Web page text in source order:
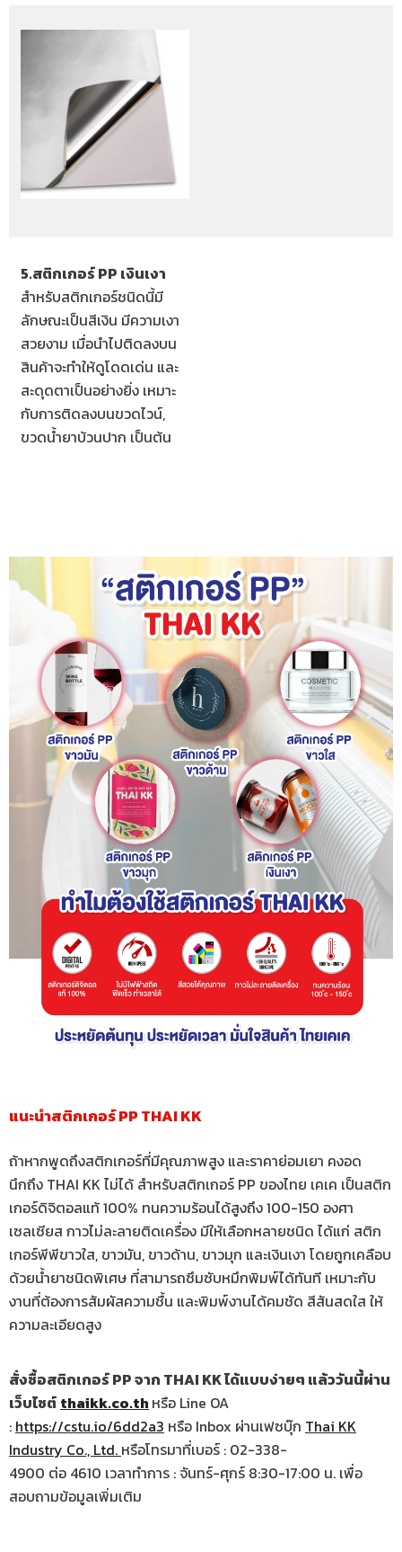
5.สติกเกอร์ PP เงินเงา
สำหรับสติกเกอร์ชนิดนี้มี
ลักษณะเป็นสีเงิน มีความเงา
สวยงาม เมื่อนำไปติดลงบน
สินค้าจะทำให้ดูโดดเด่น และ
สะดุดตาเป็นอย่างยิ่ง เหมาะ
กับการติดลงบนขวดไวน์,
ขวดน้ำยาบ้วนปาก เป็นต้น
แนะนำสติกเกอร์ PP THAI KK
ถ้าหากพูดถึงสติกเกอร์ที่มีคุณภาพสูง และราคาย่อมเยา คงอด
นึกถึง THAI KK ไม่ได้ สำหรับสติกเกอร์ PP ของไทย เคเค เป็นสติก
เกอร์ดิจิตอลแท้ 100% ทนความร้อนได้สูงถึง 100-150 องศา
เซลเซียส กาวไม่ละลายติดเครื่อง มีให้เลือกหลายชนิด ได้แก่ สติก
เกอร์พีพีขาวใส, ขาวมัน, ขาวด้าน, ขาวมุก และเงินเงา โดยถูกเคลือบ
ด้วยน้ำยาชนิดพิเศษ ที่สามารถซึมซับหมึกพิมพ์ได้ทันที เหมาะกับ
งานที่ต้องการสัมผัสความชื้น และพิมพ์งานได้คมชัด สีสันสดใส ให้
ความละเอียดสูง
สั่งซื้อสติกเกอร์ PP จาก THAI KK ได้แบบง่ายๆ แล้ววันนี้ผ่าน
เว็บไซต์ thaikk.co.th หรือ Line OA
: https://cstu.io/6dd2a3 หรือ Inbox ผ่านเฟซบุ๊ก Thai KK
Industry Co., Ltd. หรือโทรมาที่เบอร์ : 02-338-
4900 ต่อ 4610 เวลาทำการ : จันทร์-ศุกร์ 8:30-17:00 น. เพื่อ
สอบถามข้อมูลเพิ่มเติม